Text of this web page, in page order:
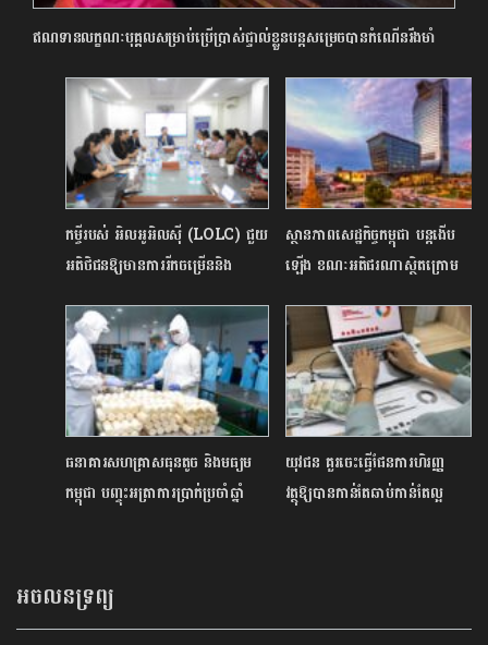
ឥណទានលក្ខណៈបុគ្គលសម្រាប់ប្រើប្រាស់ផ្ទាល់ខ្លួនបន្តសម្រេចបានកំណើនរឹងមាំ
កម្ចីរបស់ អិលអូអិលស៊ី (LOLC) ជួយ
អតិថិជនឱ្យមានការរីកចម្រើននិង
ស្ថានភាពសេដ្ឋកិច្ចកម្ពុជា បន្តងើ​ប
ឡើង ខណៈអតិផរណាស្ថិតក្រោម
ធនាគារសហគ្រាសធុនតូច និងមធ្យម
កម្ពុជា ​​បញ្ចុះអត្រាការប្រាក់ប្រចាំឆ្នាំ
យុវជន គួរចេះធ្វើផែនការហិរញ្ញ
វត្ថុឱ្យបានកាន់តែឆាប់កាន់តែល្អ
អចលនទ្រព្យ